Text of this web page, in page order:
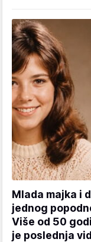
Mlada majka i
jednog
Više od 50
je poslednja